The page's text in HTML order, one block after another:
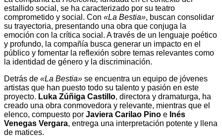
estallido social, se ha caracterizado por su teatro
comprometido y social. Con «La Bestia», buscan consolidar
su trayectoria, presentando una obra que conjuga la
emoción con la crítica social. A través de un lenguaje poético
y profundo, la compañía busca generar un impacto en el
público y fomentar la reflexión sobre temas relevantes como
la identidad de género y la discriminación.
Detrás de «La Bestia» se encuentra un equipo de jóvenes
artistas que han puesto todo su talento y pasión en este
proyecto. Luka Zúñiga Castillo, directora y dramaturga, ha
creado una obra conmovedora y relevante, mientras que el
elenco, compuesto por Javiera Carilao Pino e Inés
Venegas Vergara, entrega una interpretación potente y llena
de matices.